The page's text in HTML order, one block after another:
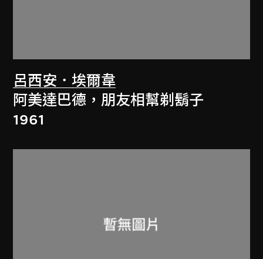
呂西安．埃爾韋
阿美達巴德，朋友相幫剃鬍子
1961